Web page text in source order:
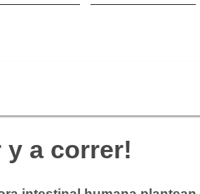
y a correr!